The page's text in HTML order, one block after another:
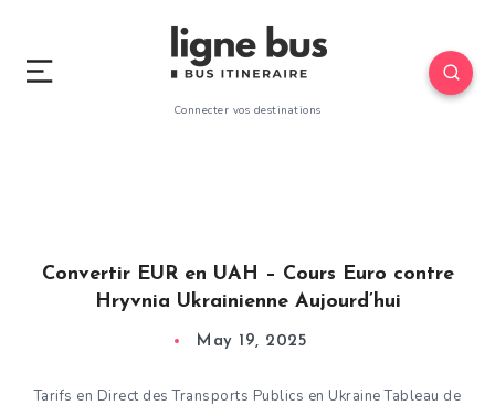
Connecter vos destinations
Convertir EUR en UAH – Cours Euro contre
Hryvnia Ukrainienne Aujourd’hui
May 19, 2025
Tarifs en Direct des Transports Publics en Ukraine Tableau de